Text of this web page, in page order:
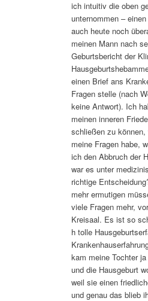
ich intuitiv die oben
unternommen –
auch heute noch
meinen Mann nach
Geburtsbericht der
einen Brief ans
Fragen stelle (nach
keine Antwort). Ich
meinen inneren
schließen zu
meine Fragen habe,
ich den Abbruch der
war es unter
richtige
mehr ermutigen
viele Fragen mehr,
Kreisaal. Es ist so
h tolle
kam meine Tochter
und die Hausgeburt
weil sie einen
und genau das blieb